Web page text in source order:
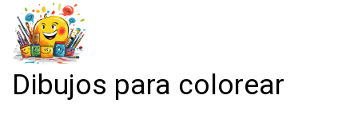
Dibujos para colorear